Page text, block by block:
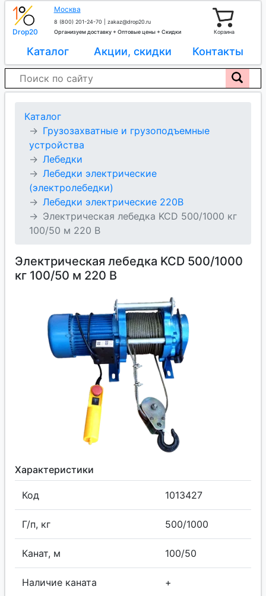
Drop20
Москва
8 (800) 201-24-70
zakaz@drop20.ru
Организуем доставку + Оптовые цены + Скидки
Корзина
Каталог Акции, скидки Контакты
Каталог
Грузозахватные и грузоподъемные
устройства
Лебедки
Лебедки электрические
(электролебедки)
Лебедки электрические 220В
Электрическая лебедка KCD 500/1000 кг
100/50 м 220 В
Электрическая лебедка KCD 500/1000
кг 100/50 м 220 В
Характеристики
Код 1013427
Г/п, кг 500/1000
Канат, м 100/50
Наличие каната +